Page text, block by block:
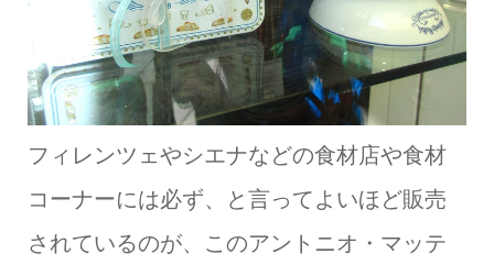
フィレンツェやシエナなどの食材店や食材
コーナーには必ず、と言ってよいほど販売
されているのが、このアントニオ・マッテ